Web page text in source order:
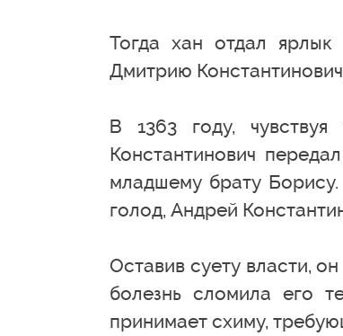
Тогда хан отдал
Дмитрию
В 1363 году,
Константинович
младшему брату
голод, Андрей
Оставив суету власти,
болезнь сломила его
принимает схиму,